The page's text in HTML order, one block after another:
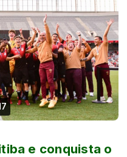
e conquista o